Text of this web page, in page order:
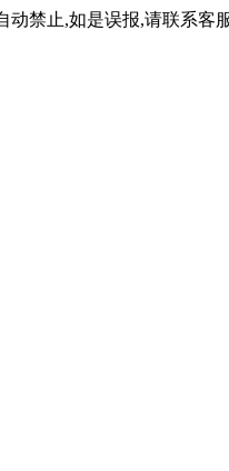
动禁止,如是误报,请联系客